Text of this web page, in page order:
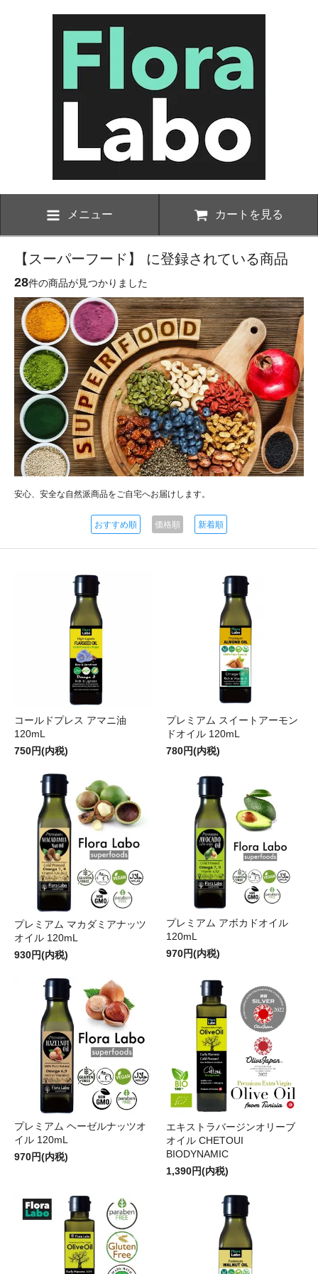
メニュー カートを見る
【スーパーフード】 に登録されている商品
28件の商品が見つかりました
安心、安全な自然派商品をご自宅へお届けします。
おすすめ順 価格順 新着順
コールドプレス アマニ油
120mL
750円(内税)
プレミアム スイートアーモン
ドオイル 120mL
780円(内税)
プレミアム マカダミアナッツ
オイル 120mL
930円(内税)
プレミアム アボカドオイル
120mL
970円(内税)
プレミアム ヘーゼルナッツオ
イル 120mL
970円(内税)
エキストラバージンオリーブ
オイル CHETOUI
BIODYNAMIC
1,390円(内税)